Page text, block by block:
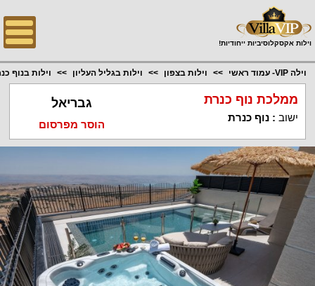
וילות אקסקלוסיביות ייחודיות!
וילה VIP- עמוד ראשי וילות בצפון וילות בגליל העליון וילות בנוף
ממלכת נוף כנרת
ישוב :נוף כנרת
גבריאל
הוסר מפרסום